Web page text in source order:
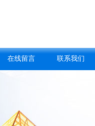
在线留言 联系我们